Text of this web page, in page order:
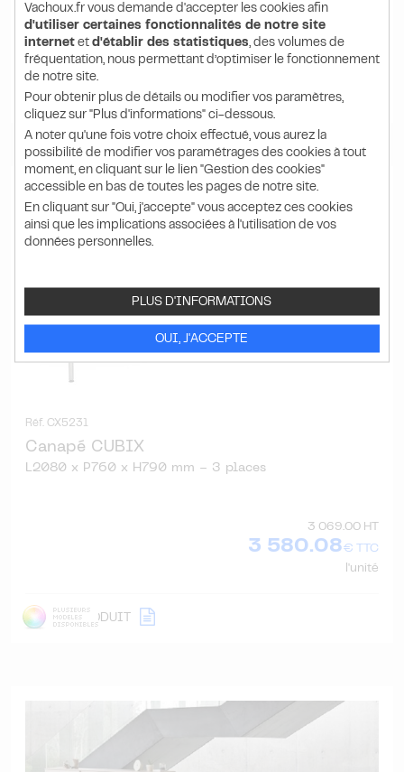
316.73 HT
382.25
DÉTAILPRODUIT
Réf. CX5231
Canapé CUBIX
L2080 x P760 x H790 mm - 3 places
3 069.00 HT
3 580.08€ TTC
l'unité
DÉTAILPRODUIT
Vachoux.fr vous demande d'accepter les cookies afin
d'utiliser certaines fonctionnalités de notre site
internetet d'établir des statistiques, des volumes de
fréquentation, nous permettant d’optimiser le fonctionnement
de notre site.
Pour obtenir plus de détails ou modifier vos paramètres,
cliquez sur "Plus d'informations" ci-dessous.
A noter qu'une fois votre choix effectué, vous aurez la
possibilité de modifier vos paramétrages des cookies à tout
moment, en cliquant sur le lien "Gestion des cookies"
accessible en bas de toutes les pages de notre site.
En cliquant sur "Oui, j'accepte" vous acceptez ces cookies
ainsi que les implications associées à l'utilisation de vos
données personnelles.
PLUS D'INFORMATIONS
OUI, J'ACCEPTE